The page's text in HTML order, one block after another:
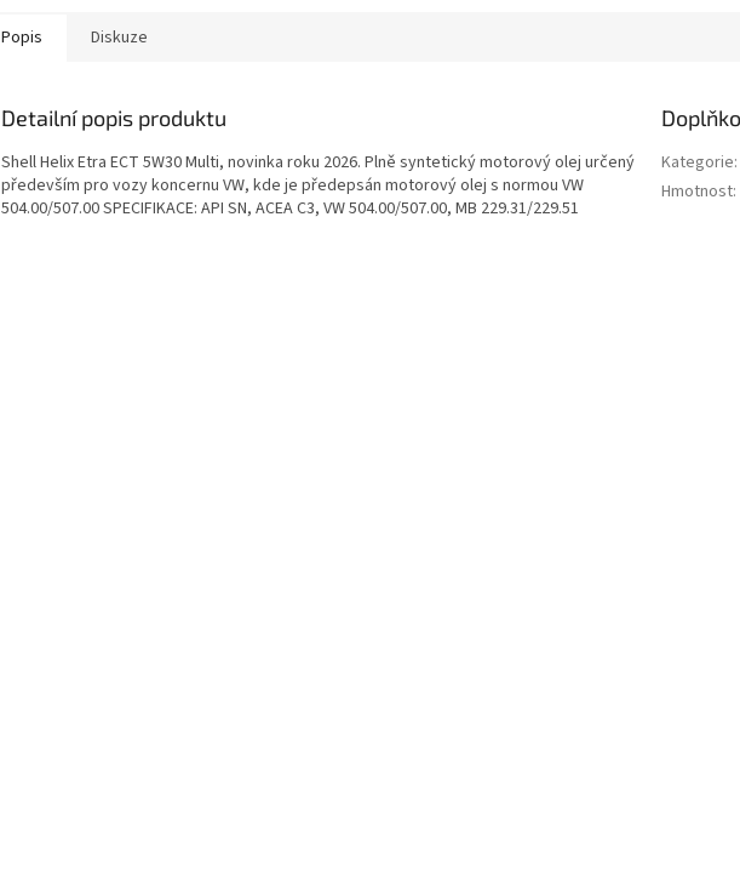
Popis Diskuze
Detailní popis produktu
Shell Helix Etra ECT 5W30 Multi, novinka roku 2026. Plně syntetický motorový olej určený
především pro vozy koncernu VW, kde je předepsán motorový olej s normou VW
504.00/507.00 SPECIFIKACE: API SN, ACEA C3, VW 504.00/507.00, MB 229.31/229.51
Kategorie:
Hmotnost: